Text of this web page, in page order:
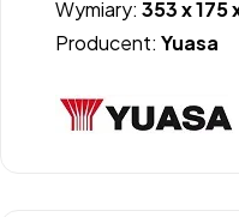
Wymiary: 353 x 175
Producent: Yuasa